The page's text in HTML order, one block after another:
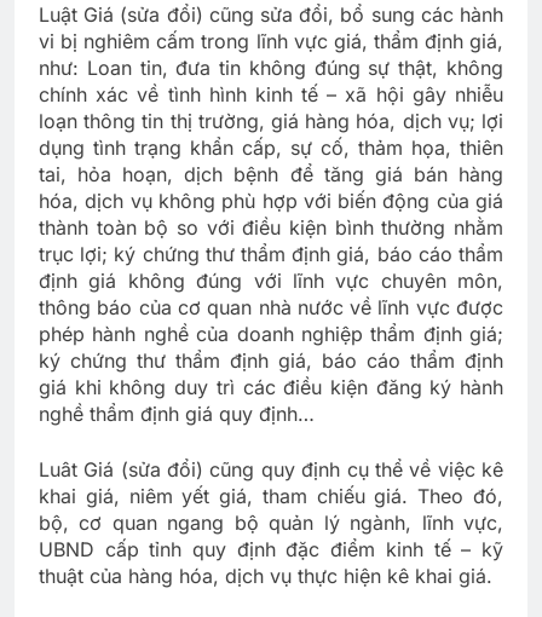
Luật Giá (sửa đổi) cũng sửa đổi, bổ sung các hành
vi bị nghiêm cấm trong lĩnh vực giá, thẩm định giá,
như: Loan tin, đưa tin không đúng sự thật, không
chính xác về tình hình kinh tế – xã hội gây nhiễu
loạn thông tin thị trường, giá hàng hóa, dịch vụ; lợi
dụng tình trạng khẩn cấp, sự cố, thảm họa, thiên
tai, hỏa hoạn, dịch bệnh để tăng giá bán hàng
hóa, dịch vụ không phù hợp với biến động của giá
thành toàn bộ so với điều kiện bình thường nhằm
trục lợi; ký chứng thư thẩm định giá, báo cáo thẩm
định giá không đúng với lĩnh vực chuyên môn,
thông báo của cơ quan nhà nước về lĩnh vực được
phép hành nghề của doanh nghiệp thẩm định giá;
ký chứng thư thẩm định giá, báo cáo thẩm định
giá khi không duy trì các điều kiện đăng ký hành
nghề thẩm định giá quy định…
Luât Giá (sửa đổi) cũng quy định cụ thể về việc kê
khai giá, niêm yết giá, tham chiếu giá. Theo đó,
bộ, cơ quan ngang bộ quản lý ngành, lĩnh vực,
UBND cấp tỉnh quy định đặc điểm kinh tế – kỹ
thuật của hàng hóa, dịch vụ thực hiện kê khai giá.